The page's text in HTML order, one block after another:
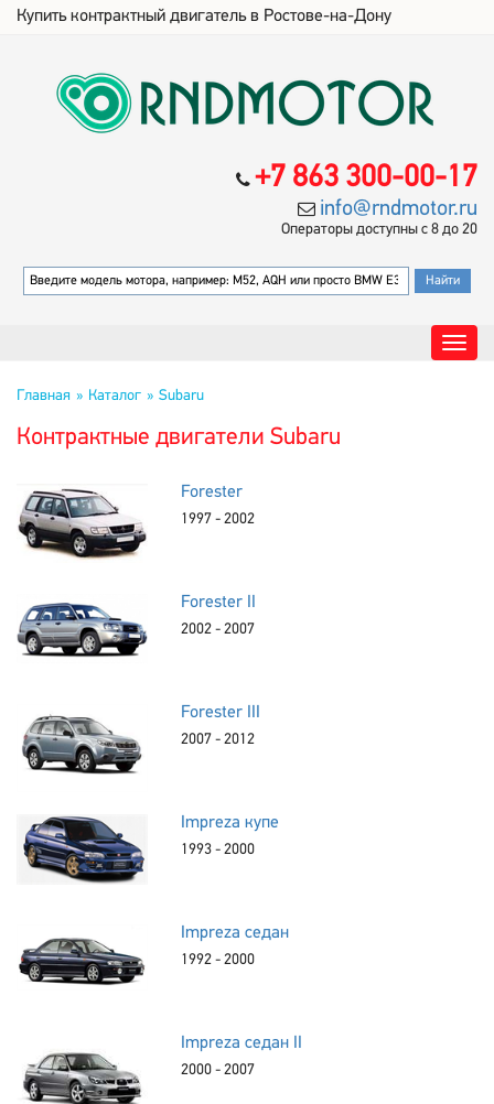
Купить контрактный двигатель в Ростове-на-Дону
+7 863 300-00-17
info@rndmotor.ru
Операторы доступны с 8 до 20
Главная Каталог Subaru
Контрактные двигатели Subaru
Forester
1997 - 2002
Forester II
2002 - 2007
Forester III
2007 - 2012
Impreza купе
1993 - 2000
Impreza седан
1992 - 2000
Impreza седан II
2000 - 2007